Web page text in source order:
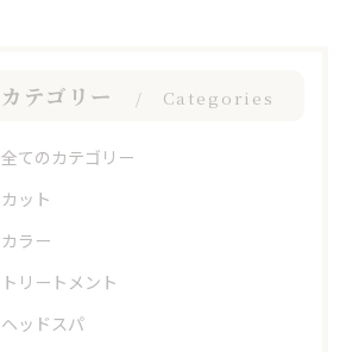
カテゴリー Categories
全てのカテゴリー
カット
カラー
トリートメント
ヘッドスパ